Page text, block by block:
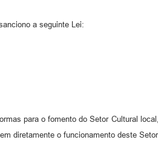
a seguinte Lei:
para o fomento do Setor Cultural
diretamente o funcionamento deste